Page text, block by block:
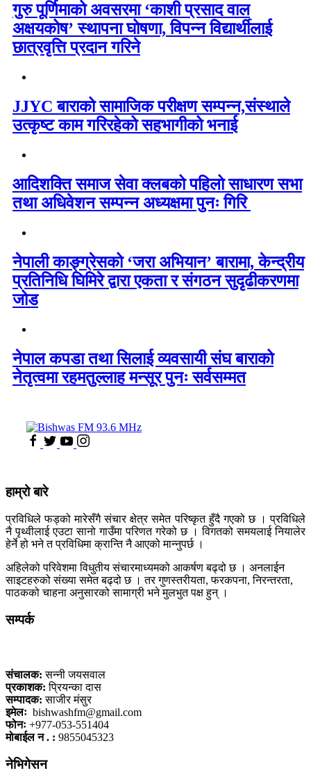
गुरु पूर्णिमाको अवसरमा ‘काशी प्रसाद वाल
अक्षयकोष’ स्थापना घोषणा, विपन्न विद्यार्थीलाई
छात्रवृत्ति प्रदान गरिने
JJYC बाराको सामाजिक परीक्षण सम्पन्न,संस्थाले
उत्कृष्ट काम गरिरहेको सहभागीको भनाई
आदिशक्ति समाज सेवा क्लबको पहिलो साधारण सभा
तथा अधिवेशन सम्पन्न अध्यक्षमा पुनः गिरि
नेपाली काङ्ग्रेसको ‘जरा अभियान’ बारामा, केन्द्रीय
प्रतिनिधि घिमिरे द्वारा एकता र संगठन सुदृढीकरणमा
जोड
नेपाल कपडा तथा सिलाई व्यवसायी संघ बाराको
नेतृत्वमा रहमतुल्लाह मन्सूर पुनः सर्वसम्मत
हाम्रो बारे
प्रविधिले फड्को मारेसँगै संचार क्षेत्र समेत परिष्कृत हुँदै गएको छ । प्रविधिले
नै पृथ्वीलाई एउटा सानो गाउँमा परिणत गरेको छ । विगतको समयलाई नियालेर
हेर्ने हो भने त प्रविधिमा क्रान्ति नै आएको मान्नुपर्छ ।
अहिलेको परिवेशमा विधुतीय संचारमाध्यमको आकर्षण बढ्दो छ । अनलाईन
साइटहरुको संख्या समेत बढ्दो छ । तर गुणस्तरीयता, फरकपना, निरन्तरता,
पाठकको चाहना अनुसारको सामाग्री भने मुलभुत पक्ष हुन् ।
सम्पर्क
संचालक: सन्नी जयसवाल
प्रकाशक: प्रियन्का दास
सम्पादक: साजीर मंसुर
इमेलः bishwashfm@gmail.com
फोनः +977-053-551404
मोबाईल न . : 9855045323
नेभिगेसन